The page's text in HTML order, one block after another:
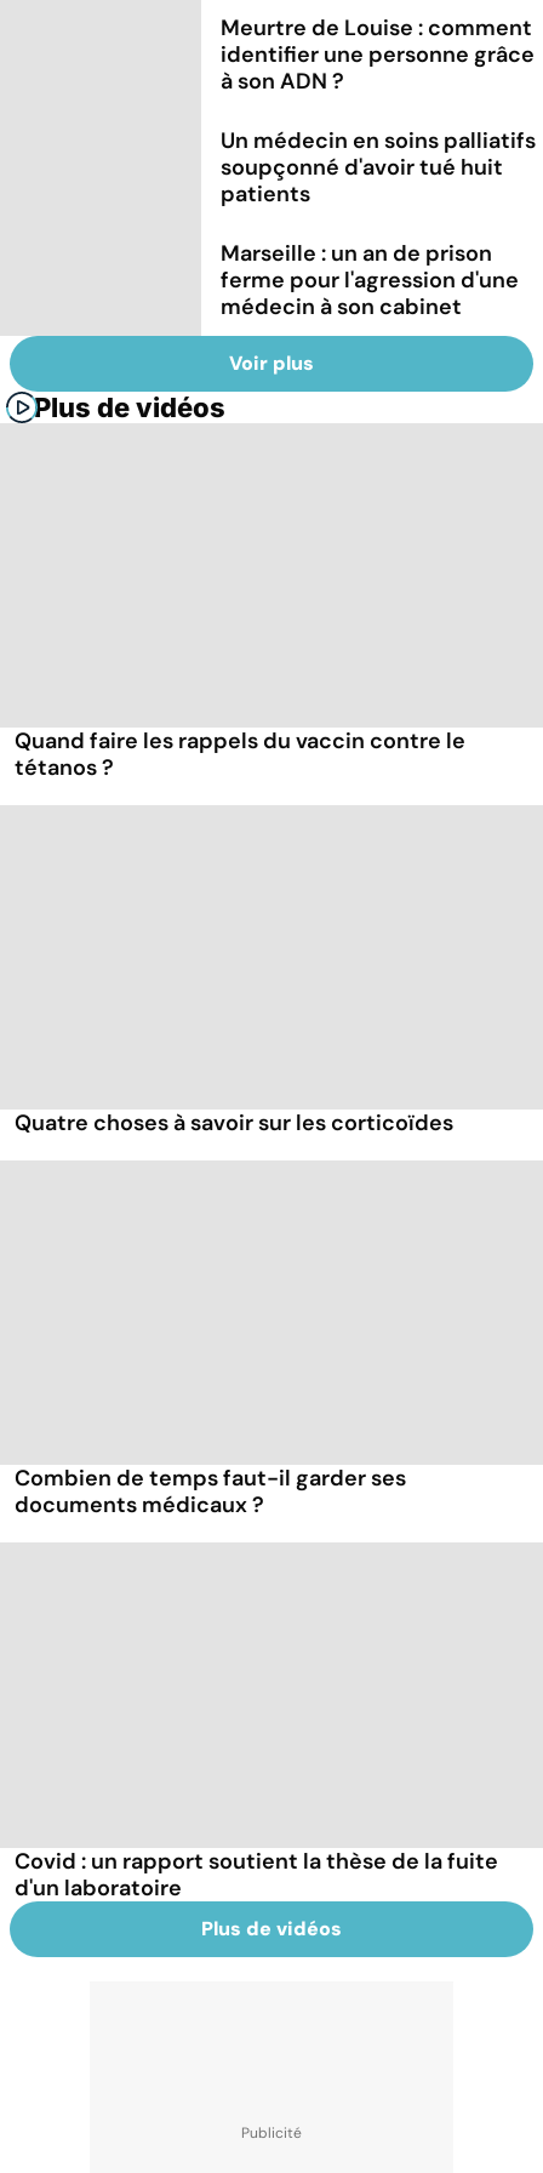
Meurtre de Louise : comment
identifier une personne grâce
à son ADN ?
Un médecin en soins palliatifs
soupçonné d'avoir tué huit
patients
Marseille : un an de prison
ferme pour l'agression d'une
médecin à son cabinet
Voir plus
Plus de vidéos
Quand faire les rappels du vaccin contre le
tétanos ?
Quatre choses à savoir sur les corticoïdes
Combien de temps faut-il garder ses
documents médicaux ?
Covid : un rapport soutient la thèse de la fuite
d'un laboratoire
Plus de vidéos